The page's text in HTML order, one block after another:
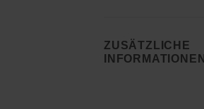
ZUSÄTZLICHE
INFORMATIONEN